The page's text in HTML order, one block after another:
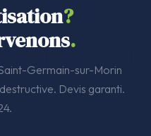
?
.
Germain-sur-Morin
Devis garanti.